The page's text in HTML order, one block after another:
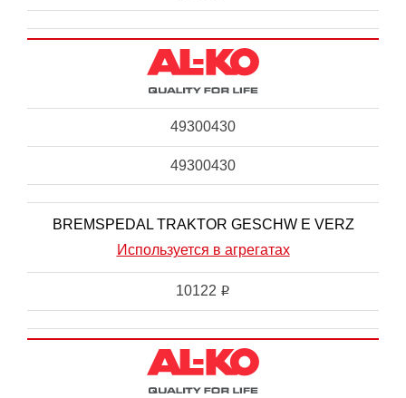
49300430
49300430
BREMSPEDAL TRAKTOR GESCHW E VERZ
Используется в агрегатах
10122 i